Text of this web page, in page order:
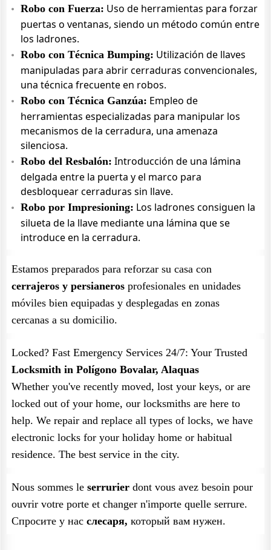
Robo con Fuerza: Uso de herramientas para forzar
puertas o ventanas, siendo un método común entre
los ladrones.
Robo con Técnica Bumping: Utilización de llaves
manipuladas para abrir cerraduras convencionales,
una técnica frecuente en robos.
Robo con Técnica Ganzúa: Empleo de
herramientas especializadas para manipular los
mecanismos de la cerradura, una amenaza
silenciosa.
Robo del Resbalón: Introducción de una lámina
delgada entre la puerta y el marco para
desbloquear cerraduras sin llave.
Robo por Impresioning: Los ladrones consiguen la
silueta de la llave mediante una lámina que se
introduce en la cerradura.
Estamos preparados para reforzar su casa con
cerrajeros y persianeros profesionales en unidades
móviles bien equipadas y desplegadas en zonas
cercanas a su domicilio.
Locked? Fast Emergency Services 24/7: Your Trusted
Locksmith in Polígono Bovalar, Alaquas
Whether you've recently moved, lost your keys, or are
locked out of your home, our locksmiths are here to
help. We repair and replace all types of locks, we have
electronic locks for your holiday home or habitual
residence. The best service in the city.
Nous sommes le serrurier dont vous avez besoin pour
ouvrir votre porte et changer n'importe quelle serrure.
Спросите у нас слесаря, который вам нужен.